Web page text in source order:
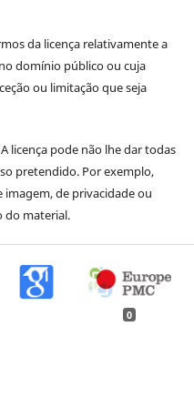
da licença relativamente a
domínio público ou cuja
ou limitação que seja
licença pode não lhe dar todas
pretendido. Por exemplo,
de privacidade ou
do material.
0